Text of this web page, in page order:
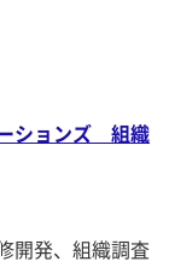
ションズ 組織
開発、組織調査